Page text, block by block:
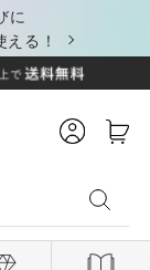
に
る！